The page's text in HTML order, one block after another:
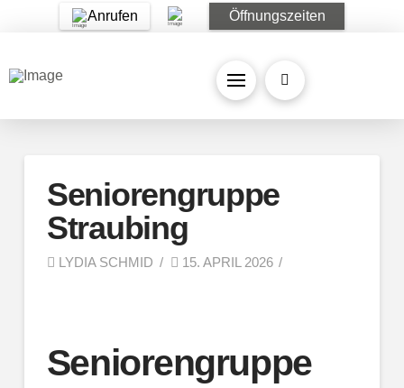
Anrufen Öffnungszeiten
Seniorengruppe
Straubing
LYDIA SCHMID 15. APRIL 2026
Seniorengruppe